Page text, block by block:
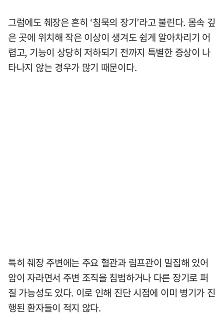
그럼에도 췌장은 흔히 ‘침묵의 장기’라고 불린다. 몸속 깊
은 곳에 위치해 작은 이상이 생겨도 쉽게 알아차리기 어
렵고, 기능이 상당히 저하되기 전까지 특별한 증상이 나
타나지 않는 경우가 많기 때문이다.
특히 췌장 주변에는 주요 혈관과 림프관이 밀집해 있어
암이 자라면서 주변 조직을 침범하거나 다른 장기로 퍼
질 가능성도 있다. 이로 인해 진단 시점에 이미 병기가 진
행된 환자들이 적지 않다.